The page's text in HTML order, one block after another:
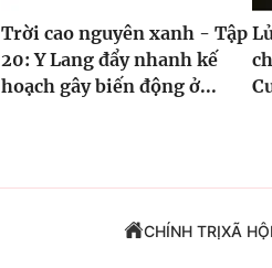
Trời cao nguyên xanh - Tập
20: Y Lang đẩy nhanh kế
hoạch gây biến động ở...
CHÍNH TRỊXÃ HỘI